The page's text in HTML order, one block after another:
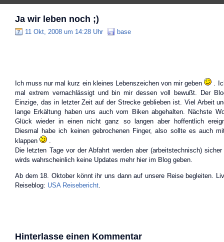
Ja wir leben noch ;)
11 Okt, 2008 um 14:28 Uhr base
Ich muss nur mal kurz ein kleines Lebenszeichen von mir geben
.
mal extrem vernachlässigt und bin mir dessen voll bewußt. Der
Einzige, das in letzter Zeit auf der Strecke geblieben ist. Viel Arbeit
lange Erkältung haben uns auch vom Biken abgehalten. Nächste
Glück wieder in einen nicht ganz so langen aber hoffentlich
Diesmal habe ich keinen gebrochenen Finger, also sollte es auch
klappen
.
Die letzten Tage vor der Abfahrt werden aber (arbeitstechnisch)
wirds wahrscheinlich keine Updates mehr hier im Blog geben.
Ab dem 18. Oktober könnt ihr uns dann auf unsere Reise begleiten.
Reiseblog: USA Reisebericht.
Hinterlasse einen Kommentar